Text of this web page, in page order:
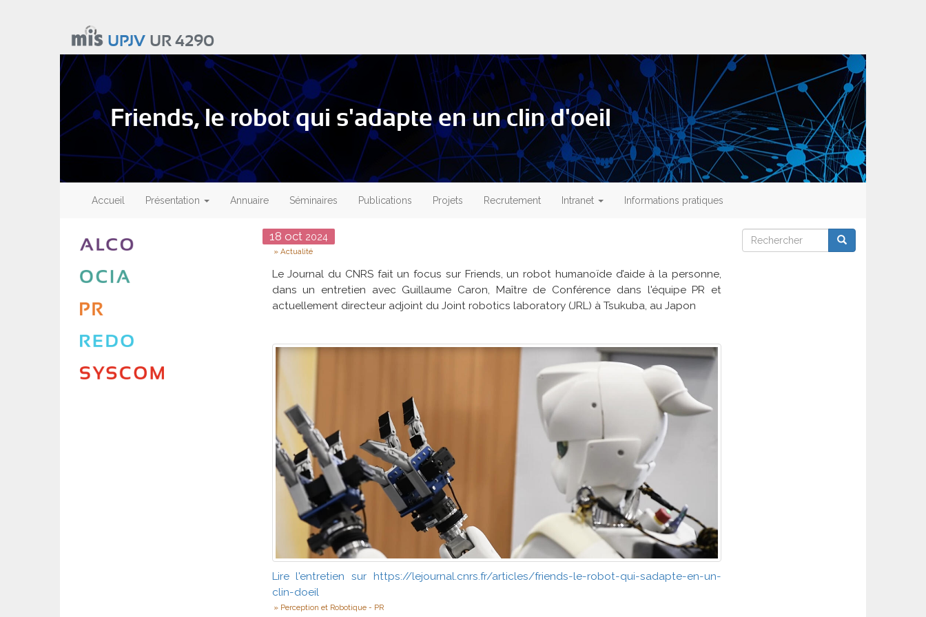
UPJVUR 4290
Friends, le robot qui s'adapte en un clin d'oeil
Main
navigation
Accueil Présentation Annuaire Séminaires Publications Projets Recrutement Intranet Informations pratiques
Date
18 oct 2024
Type
Actualité
Le Journal du CNRS fait un focus sur Friends, un robot humanoïde d’aide à la personne,
dans un entretien avec Guillaume Caron, Maître de Conférence dans l'équipe PR et
actuellement directeur adjoint du Joint robotics laboratory (JRL) à Tsukuba, au Japon
Lire l'entretien sur https://lejournal.cnrs.fr/articles/friends-le-robot-qui-sadapte-en-un-
clin-doeil
Perception et Robotique - PR
Rechercher
Rechercher Rechercher